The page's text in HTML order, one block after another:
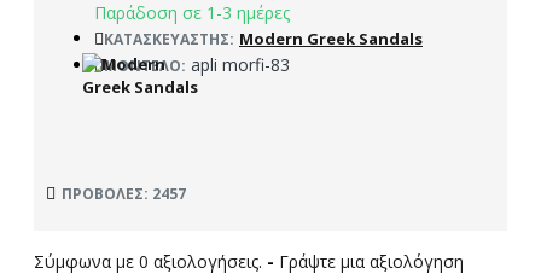
Παράδοση σε 1-3 ημέρες
ΚΑΤΑΣΚΕΥΑΣΤΉΣ: Modern Greek Sandals
ΜΟΝΤΈΛΟ: apli morfi-83
ΠΡΟΒΟΛΈΣ: 2457
Σύμφωνα με 0 αξιολογήσεις. - Γράψτε μια αξιολόγηση